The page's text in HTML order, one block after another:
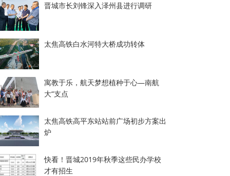
晋城市长刘锋深入泽州县进行调研
太焦高铁白水河特大桥成功转体
寓教于乐，航天梦想植种于心—南航
大“支点
太焦高铁高平东站站前广场初步方案出
炉
快看！晋城2019年秋季这些民办学校
才有招生